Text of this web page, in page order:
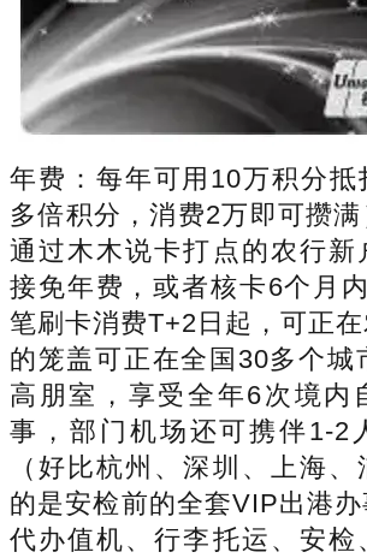
年费：每年可用10万积分抵
多倍积分，消费2万即可攒
通过木木说卡打点的农行新
接免年费，或者核卡6个月
笔刷卡消费T+2日起，可正
的笼盖可正在全国30多个城
高朋室，享受全年6次境内
事，部门机场还可携伴1-2
（好比杭州、深圳、上海、
的是安检前的全套VIP出港
代办值机、行李托运、安检